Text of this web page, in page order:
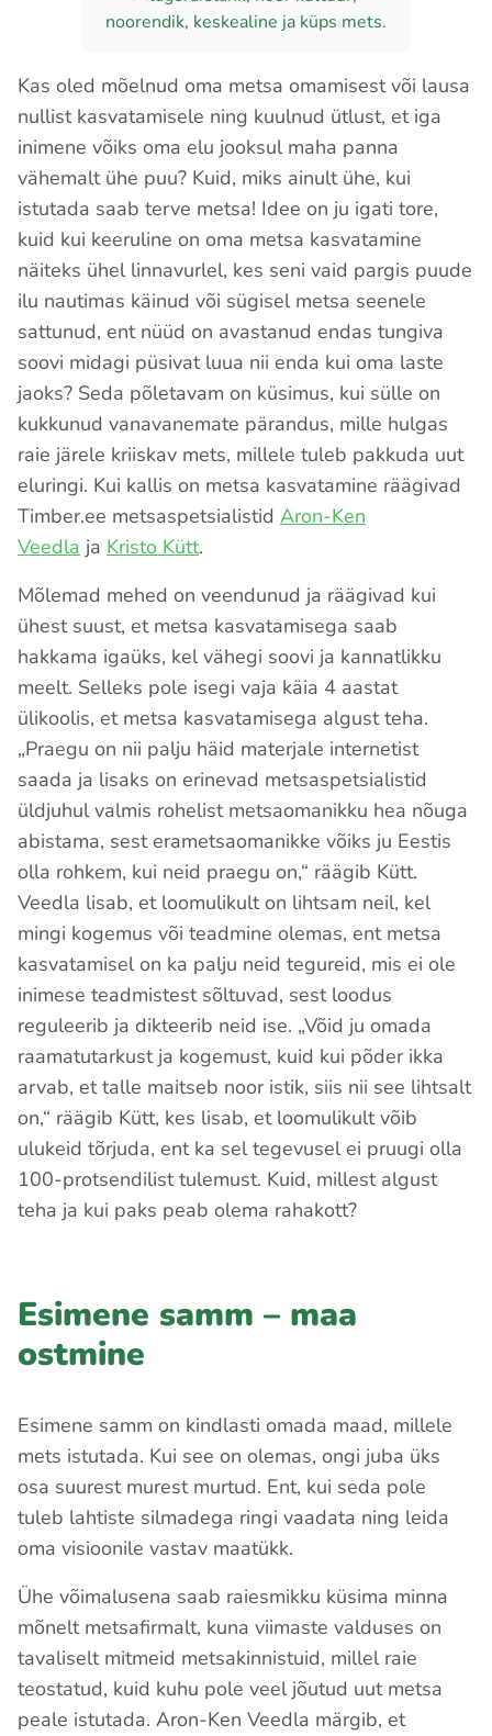
noorendik, keskealine ja küps mets.
Kas oled mõelnud oma metsa omamisest või lausa
nullist kasvatamisele ning kuulnud ütlust, et iga
inimene võiks oma elu jooksul maha panna
vähemalt ühe puu? Kuid, miks ainult ühe, kui
istutada saab terve metsa! Idee on ju igati tore,
kuid kui keeruline on oma metsa kasvatamine
näiteks ühel linnavurlel, kes seni vaid pargis puude
ilu nautimas käinud või sügisel metsa seenele
sattunud, ent nüüd on avastanud endas tungiva
soovi midagi püsivat luua nii enda kui oma laste
jaoks? Seda põletavam on küsimus, kui sülle on
kukkunud vanavanemate pärandus, mille hulgas
raie järele kriiskav mets, millele tuleb pakkuda uut
eluringi. Kui kallis on metsa kasvatamine räägivad
Timber.ee metsaspetsialistid Aron-Ken
Veedla ja Kristo Kütt.
Mõlemad mehed on veendunud ja räägivad kui
ühest suust, et metsa kasvatamisega saab
hakkama igaüks, kel vähegi soovi ja kannatlikku
meelt. Selleks pole isegi vaja käia 4 aastat
ülikoolis, et metsa kasvatamisega algust teha.
„Praegu on nii palju häid materjale internetist
saada ja lisaks on erinevad metsaspetsialistid
üldjuhul valmis rohelist metsaomanikku hea nõuga
abistama, sest erametsaomanikke võiks ju Eestis
olla rohkem, kui neid praegu on,“ räägib Kütt.
Veedla lisab, et loomulikult on lihtsam neil, kel
mingi kogemus või teadmine olemas, ent metsa
kasvatamisel on ka palju neid tegureid, mis ei ole
inimese teadmistest sõltuvad, sest loodus
reguleerib ja dikteerib neid ise. „Võid ju omada
raamatutarkust ja kogemust, kuid kui põder ikka
arvab, et talle maitseb noor istik, siis nii see lihtsalt
on,“ räägib Kütt, kes lisab, et loomulikult võib
ulukeid tõrjuda, ent ka sel tegevusel ei pruugi olla
100-protsendilist tulemust. Kuid, millest algust
teha ja kui paks peab olema rahakott?
Esimene samm – maa
ostmine
Esimene samm on kindlasti omada maad, millele
mets istutada. Kui see on olemas, ongi juba üks
osa suurest murest murtud. Ent, kui seda pole
tuleb lahtiste silmadega ringi vaadata ning leida
oma visioonile vastav maatükk.
Ühe võimalusena saab raiesmikku küsima minna
mõnelt metsafirmalt, kuna viimaste valduses on
tavaliselt mitmeid metsakinnistuid, millel raie
teostatud, kuid kuhu pole veel jõutud uut metsa
peale istutada. Aron-Ken Veedla märgib, et